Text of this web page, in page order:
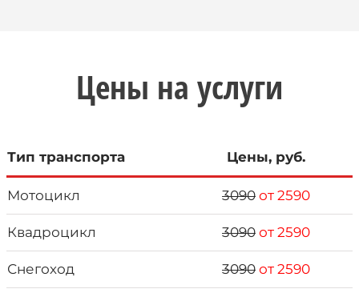
Цены на услуги
Тип транспорта Цены, руб.
Мотоцикл 3090 от 2590
Квадроцикл 3090 от 2590
Снегоход 3090 от 2590